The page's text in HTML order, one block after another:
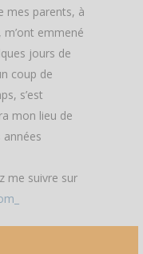
mes parents, à
emmené
jours de
coup de
s’est
mon lieu de
années
me suivre sur